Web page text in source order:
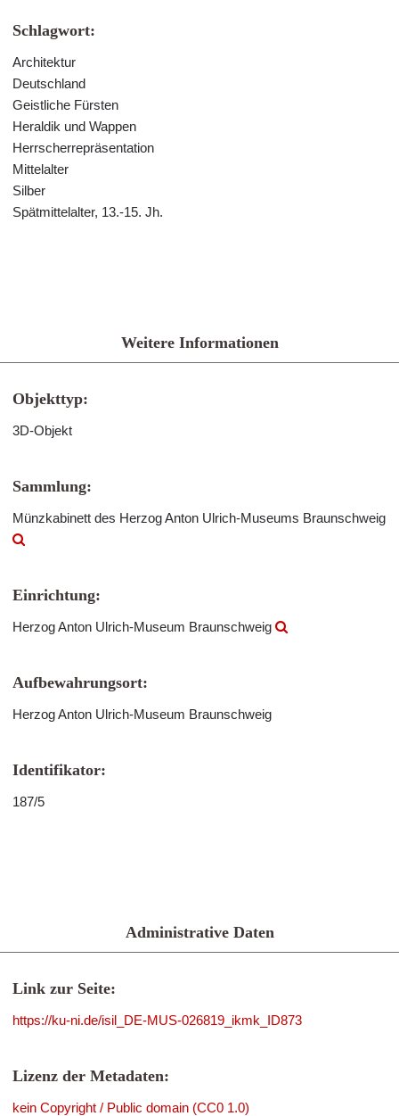
Schlagwort:
Architektur
Deutschland
Geistliche Fürsten
Heraldik und Wappen
Herrscherrepräsentation
Mittelalter
Silber
Spätmittelalter, 13.-15. Jh.
Weitere Informationen
Objekttyp:
3D-Objekt
Sammlung:
Münzkabinett des Herzog Anton Ulrich-Museums Braunschweig
Einrichtung:
Herzog Anton Ulrich-Museum Braunschweig
Aufbewahrungsort:
Herzog Anton Ulrich-Museum Braunschweig
Identifikator:
187/5
Administrative Daten
Link zur Seite:
https://ku-ni.de/isil_DE-MUS-026819_ikmk_ID873
Lizenz der Metadaten:
kein Copyright / Public domain (CC0 1.0)